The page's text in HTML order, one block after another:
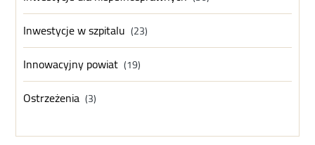
Inwestycje w szpitalu (23)
Innowacyjny powiat (19)
Ostrzeżenia (3)